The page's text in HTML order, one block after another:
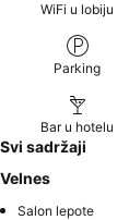
WiFi u lobiju
Parking
Bar u hotelu
Svi sadržaji
Velnes
Salon lepote